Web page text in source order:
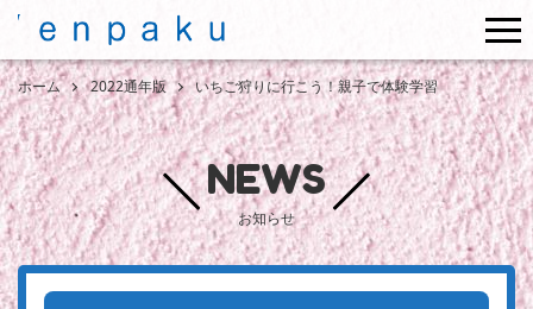
ホーム 2022通年版 いちご狩りに行こう！親子で体験学習
NEWS
お知らせ